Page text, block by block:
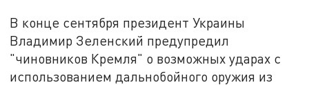
В конце сентября президент Украины
Владимир Зеленский предупредил
"чиновников Кремля" о возможных ударах с
использованием дальнобойного оружия из